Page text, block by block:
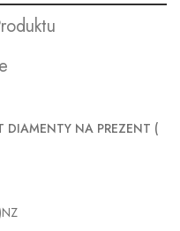
DIAMENTY NA PREZENT (